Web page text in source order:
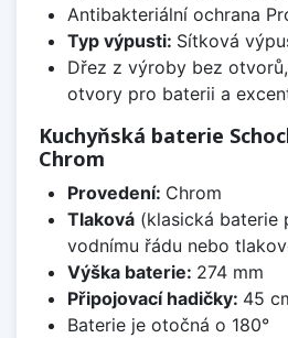
Antibakteriální ochrana
Typ výpusti: Sítková
Dřez z výroby bez
otvory pro baterii a
Kuchyňská baterie
Chrom
Provedení: Chrom
Tlaková(klasická baterie
vodnímu řádu nebo
Výška baterie: 274 mm
Připojovací hadičky: 45
Baterie je otočná o 180°